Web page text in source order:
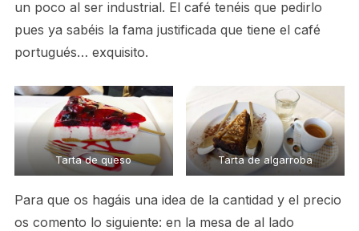
un poco al ser industrial. El café tenéis que pedirlo
pues ya sabéis la fama justificada que tiene el café
portugués… exquisito.
Tarta de queso Tarta de algarroba
Para que os hagáis una idea de la cantidad y el precio
os comento lo siguiente: en la mesa de al lado